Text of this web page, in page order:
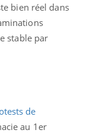
bien réel dans
stable par
de
au 1er